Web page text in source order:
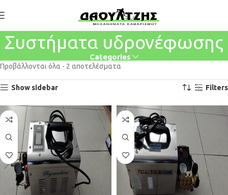
Συστήματα υδρονέφωσης
Categories
Προβάλλονται όλα - 2 αποτελέσματα
Show sidebar Filters